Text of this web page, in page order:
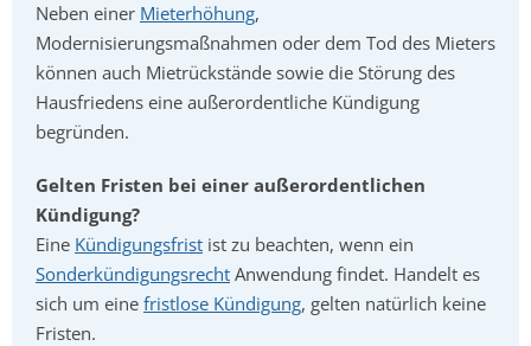
Neben einer Mieterhöhung,
Modernisierungsmaßnahmen oder dem Tod des Mieters
können auch Mietrückstände sowie die Störung des
Hausfriedens eine außerordentliche Kündigung
begründen.
Gelten Fristen bei einer außerordentlichen
Kündigung?
Eine Kündigungsfrist ist zu beachten, wenn ein
Sonderkündigungsrecht Anwendung findet. Handelt es
sich um eine fristlose Kündigung, gelten natürlich keine
Fristen.